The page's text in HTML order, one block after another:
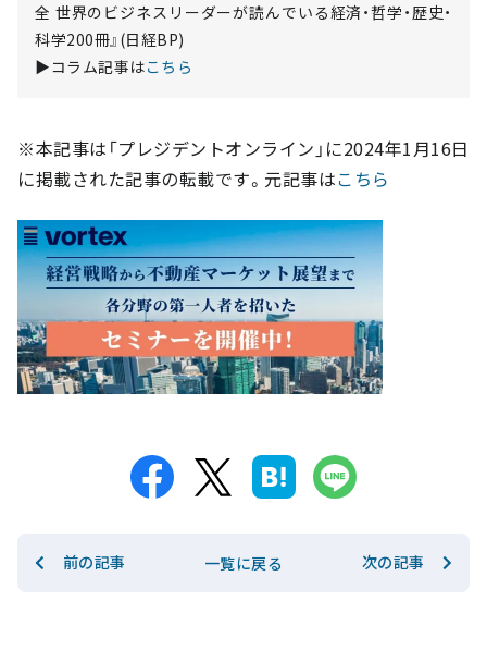
全 世界のビジネスリーダーが読んでいる経済・哲学・歴史・
科学200冊』(日経BP)
▶コラム記事はこちら
※本記事は「プレジデントオンライン」に2024年1月16日
に掲載された記事の転載です。元記事はこちら
前の記事 一覧に戻る 次の記事